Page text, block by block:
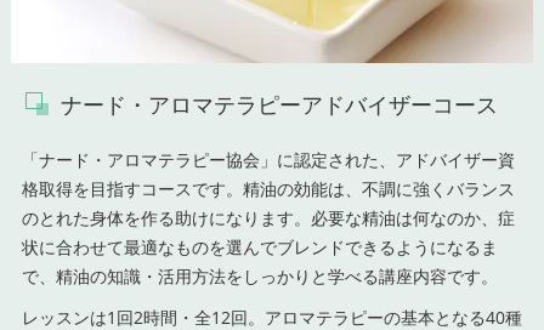
ナード・アロマテラピーアドバイザーコース
「ナード・アロマテラピー協会」に認定された、アドバイザー資
格取得を目指すコースです。精油の効能は、不調に強くバランス
のとれた身体を作る助けになります。必要な精油は何なのか、症
状に合わせて最適なものを選んでブレンドできるようになるま
で、精油の知識・活用方法をしっかりと学べる講座内容です。
レッスンは1回2時間・全12回。アロマテラピーの基本となる40種